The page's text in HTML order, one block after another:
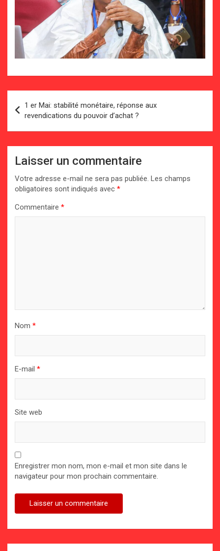
de
l’article
1 er Mai: stabilité monétaire, réponse aux
revendications du pouvoir d’achat ?
Laisser un commentaire
Votre adresse e-mail ne sera pas publiée. Les champs
obligatoires sont indiqués avec *
Commentaire *
Nom *
E-mail *
Site web
Enregistrer mon nom, mon e-mail et mon site dans le
navigateur pour mon prochain commentaire.